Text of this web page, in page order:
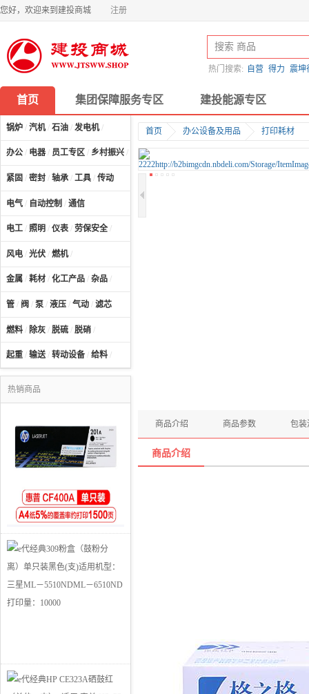
您好，欢迎来到建投商城 注册
热门搜索: 自营 得力 震坤
首页 集团保障服务专区 建投能源专区
锅炉 / 汽机/ 石油 / 发电机/
办公 / 电器 / 员工专区 / 乡村振兴 / 计算机及配件
紧固 / 密封 / 轴承 / 工具 / 传动
电气 / 自动控制 / 通信
电工 / 照明 / 仪表 / 劳保安全 /
风电 / 光伏 / 燃机/
金属 / 耗材 / 化工产品 / 杂品 /
管 / 阀 / 泵 / 液压 / 气动 / 滤芯
燃料 / 除灰 / 脱硫 / 脱硝 /
起重 / 输送/ 转动设备 / 给料 /
热销商品
首页 办公设备及用品 打印耗材
商品介绍 商品参数 包装
商品介绍